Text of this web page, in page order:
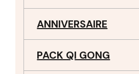
ANNIVERSAIRE
PACK QI GONG